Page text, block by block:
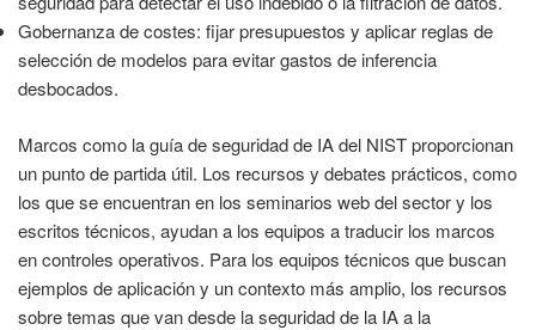
Gobernanza de costes: fijar presupuestos y aplicar reglas de
selección de modelos para evitar gastos de inferencia
desbocados.
Marcos como la guía de seguridad de IA del NIST proporcionan
un punto de partida útil. Los recursos y debates prácticos, como
los que se encuentran en los seminarios web del sector y los
escritos técnicos, ayudan a los equipos a traducir los marcos
en controles operativos. Para los equipos técnicos que buscan
ejemplos de aplicación y un contexto más amplio, los recursos
sobre temas que van desde la seguridad de la IA a la